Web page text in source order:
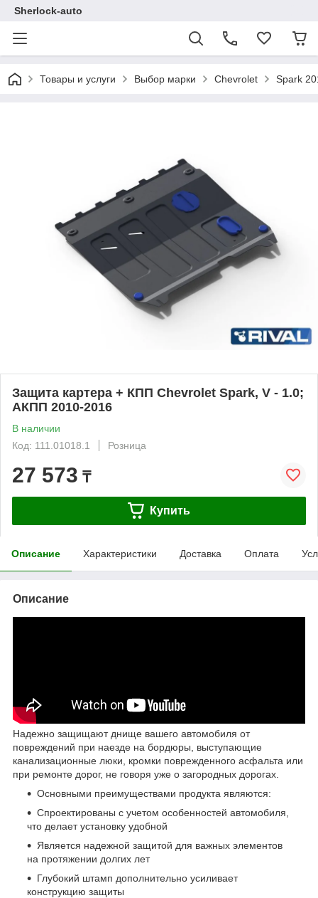
Sherlock-auto
Товары и услуги Выбор марки Chevrolet Spark
Защита картера + КПП Chevrolet Spark, V - 1.0;
АКПП 2010-2016
В наличии
Код: 111.01018.1
Розница
27 573 ₸
Купить
Описание Характеристики Доставка Оплата
Описание
Надежно защищают днище вашего автомобиля от
повреждений при наезде на бордюры, выступающие
канализационные люки, кромки поврежденного асфальта или
при ремонте дорог, не говоря уже о загородных дорогах.
Основными преимуществами продукта являются:
Спроектированы с учетом особенностей автомобиля,
что делает установку удобной
Является надежной защитой для важных элементов
на протяжении долгих лет
Глубокий штамп дополнительно усиливает
конструкцию защиты